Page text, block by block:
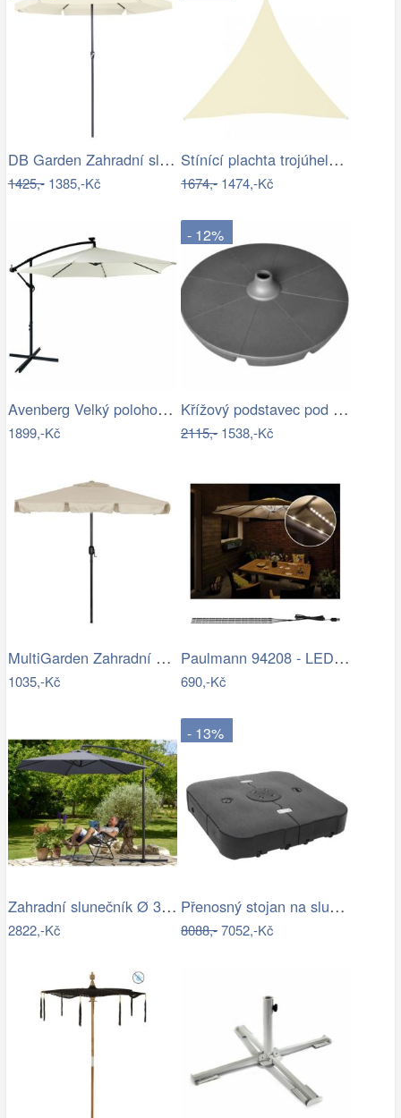
DB Garden Zahradní slunečník Jenna…
1425,-1385,-Kč
Stínící plachta trojúhelníková 5 x 5 x…
1674,-1474,-Kč
Avenberg Velký polohovatelný slunečník…
1899,-Kč
- 12%
Křížový podstavec pod slunečník ET9496…
2115,-1538,-Kč
MultiGarden Zahradní slunečník Kosy…
1035,-Kč
Paulmann 94208 - LED/1,8W Osvětlení…
690,-Kč
Zahradní slunečník Ø 330 cm D2557…
2822,-Kč
- 13%
Přenosný stojan na slunečník Dekorhome
8088,-7052,-Kč